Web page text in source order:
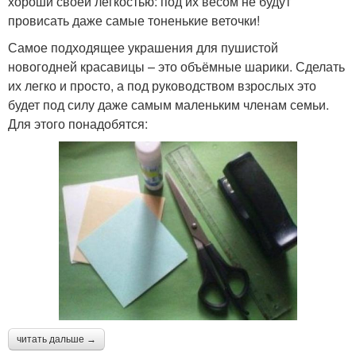
провисать даже самые тоненькие веточки!
Самое подходящее украшения для пушистой
новогодней красавицы – это объёмные шарики. Сделать
их легко и просто, а под руководством взрослых это
будет под силу даже самым маленьким членам семьи.
Для этого понадобятся:
читать дальше →